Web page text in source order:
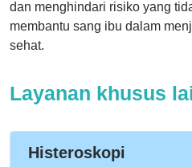
dan menghindari risiko yang
membantu sang ibu dalam
sehat.
Layanan khusus
Histeroskopi